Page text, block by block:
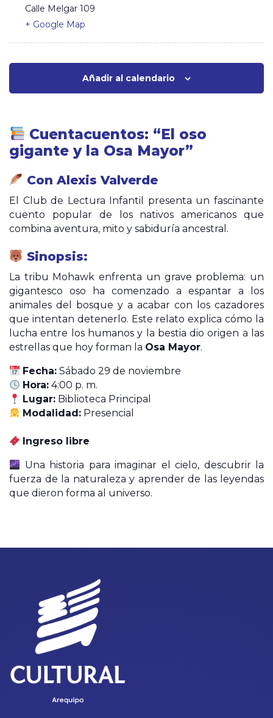
Calle Melgar 109
+ Google Map
Añadir al calendario
Cuentacuentos: “El oso
gigante y la Osa Mayor”
Con Alexis Valverde
El Club de Lectura Infantil presenta un fascinante
cuento popular de los nativos americanos que
combina aventura, mito y sabiduría ancestral.
Sinopsis:
La tribu Mohawk enfrenta un grave problema: un
gigantesco oso ha comenzado a espantar a los
animales del bosque y a acabar con los cazadores
que intentan detenerlo. Este relato explica cómo la
lucha entre los humanos y la bestia dio origen a las
estrellas que hoy forman la Osa Mayor.
Fecha: Sábado 29 de noviembre
Hora: 4:00 p. m.
Lugar: Biblioteca Principal
Modalidad: Presencial
Ingreso libre
Una historia para imaginar el cielo, descubrir la
fuerza de la naturaleza y aprender de las leyendas
que dieron forma al universo.